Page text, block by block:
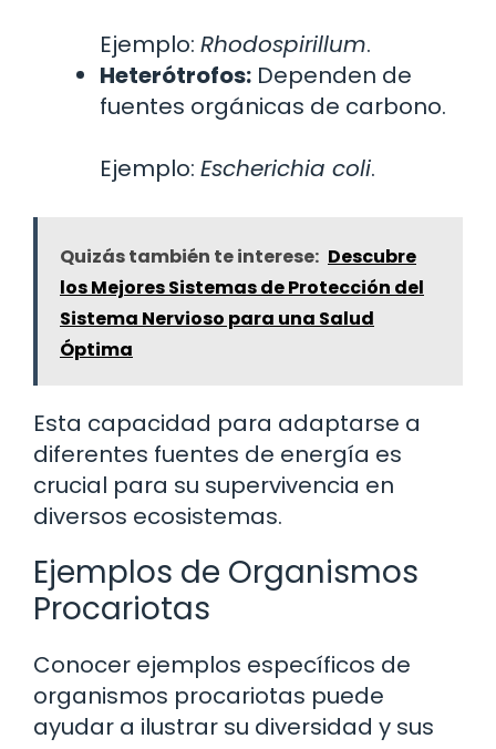
Ejemplo: Rhodospirillum.
Heterótrofos: Dependen de
fuentes orgánicas de carbono.
Ejemplo: Escherichia coli.
Quizás también te interese: Descubre
los Mejores Sistemas de Protección del
Sistema Nervioso para una Salud
Óptima
Esta capacidad para adaptarse a
diferentes fuentes de energía es
crucial para su supervivencia en
diversos ecosistemas.
Ejemplos de Organismos
Procariotas
Conocer ejemplos específicos de
organismos procariotas puede
ayudar a ilustrar su diversidad y sus